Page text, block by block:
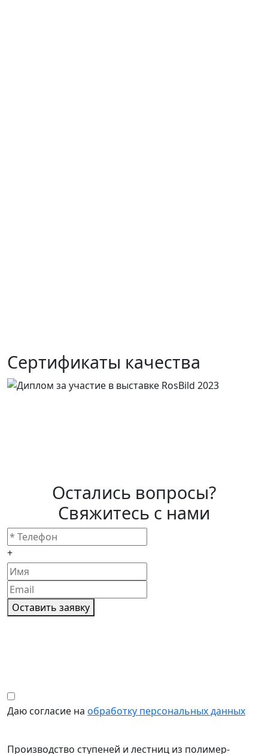
Сертификаты качества
Остались вопросы?
Свяжитесь с нами
+
Оставить заявку
Даю согласие на обработку персональных данных
Производство ступеней и лестниц из полимер-